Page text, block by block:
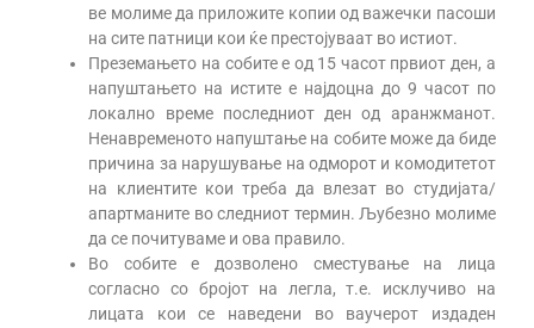
ве молиме да приложите копии од важечки пасоши
на сите патници кои ќе престојуваат во истиот.
Преземањето на собите е од 15 часот првиот ден, а
напуштањето на истите е најдоцна до 9 часот по
локално време последниот ден од аранжманот.
Ненавременото напуштање на собите може да биде
причина за нарушување на одморот и комодитетот
на клиентите кои треба да влезат во студијата/
апартманите во следниот термин. Љубезно молиме
да се почитуваме и ова правило.
Во собите е дозволено сместување на лица
согласно со бројот на легла, т.е. исклучиво на
лицата кои се наведени во ваучерот издаден